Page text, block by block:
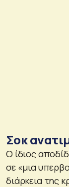
Σοκ
Ο ίδιος
σε «μια
διάρκεια της